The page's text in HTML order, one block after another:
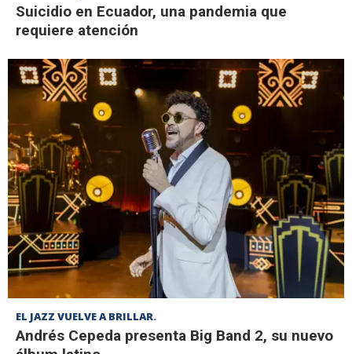
Suicidio en Ecuador, una pandemia que
requiere atención
EL JAZZ VUELVE A BRILLAR.
Andrés Cepeda presenta Big Band 2, su nuevo